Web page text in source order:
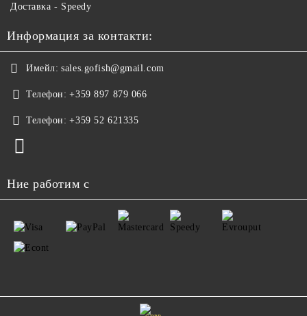
Доставка - Speedy
Информация за контакти:
Имейл: sales.gofish@gmail.com
Телефон: +359 897 879 066
Телефон: +359 52 621335
Ние работим с